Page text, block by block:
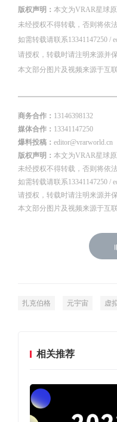
版权声明： 本文为VRAR星球
未经授权不得转载，否则将依
如需转载请联系13341147250 /
请授权，转载时请注明来源并
本文部分图片及视频来源于互
商务合作： 13146398132
媒体合作： 13341147250
爆料投稿： editor@vrarworld.cn
版权声明： 本文为VRAR星球
未经授权不得转载，否则将依
如需转载请联系13341147250 /
请授权，转载时请注明来源并
本文部分图片及视频来源于互
扎克伯格 元宇宙 虚
相关推荐